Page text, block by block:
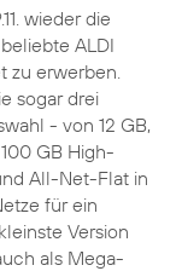
wieder die
ALDI
zu erwerben.
sogar drei
- von 12 GB,
GB High-
All-Net-Flat in
für ein
Version
als Mega-